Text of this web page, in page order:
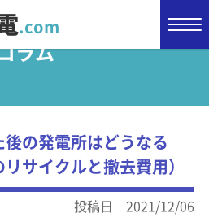
.com
ラム
の発電所はどうなる
サイクルと撤去費用）
投稿日 2021/12/06